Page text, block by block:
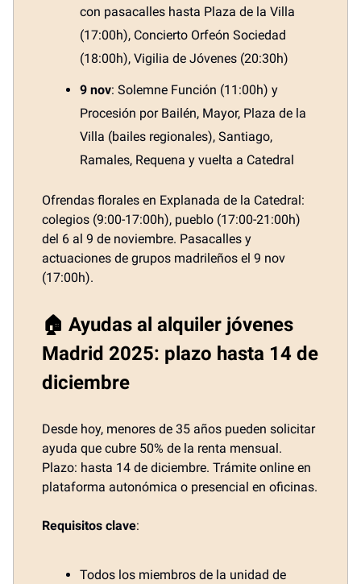
con pasacalles hasta Plaza de la Villa
(17:00h), Concierto Orfeón Sociedad
(18:00h), Vigilia de Jóvenes (20:30h)
9 nov: Solemne Función (11:00h) y
Procesión por Bailén, Mayor, Plaza de la
Villa (bailes regionales), Santiago,
Ramales, Requena y vuelta a Catedral
Ofrendas florales en Explanada de la Catedral:
colegios (9:00-17:00h), pueblo (17:00-21:00h)
del 6 al 9 de noviembre. Pasacalles y
actuaciones de grupos madrileños el 9 nov
(17:00h).
🏠 Ayudas al alquiler jóvenes
Madrid 2025: plazo hasta 14 de
diciembre
Desde hoy, menores de 35 años pueden solicitar
ayuda que cubre 50% de la renta mensual.
Plazo: hasta 14 de diciembre. Trámite online en
plataforma autonómica o presencial en oficinas.
Requisitos clave:
Todos los miembros de la unidad de